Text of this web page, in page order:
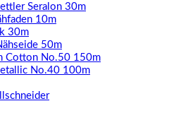
Seralon 30m
10m
30m
50m
Cotton No.50 150m
No.40 100m